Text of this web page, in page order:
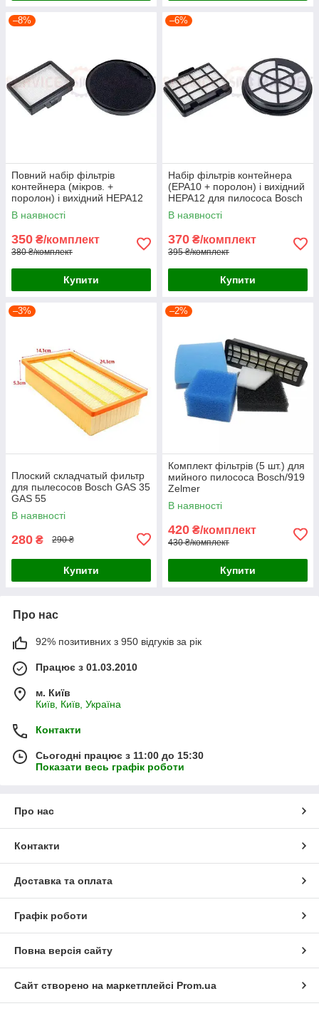
–8%
Повний набір фільтрів
контейнера (мікров. +
поролон) і вихідний HEPA12
для пилососа Bosch
BGS05/BGC05 BBZ152EF
В наявності
350 ₴/комплект
380 ₴/комплект
Купити
–6%
Набір фільтрів контейнера
(EPA10 + поролон) і вихідний
HEPA12 для пилососа Bosch
BGS05/BGC05 BBZ152EF
В наявності
370 ₴/комплект
395 ₴/комплект
Купити
–3%
Плоский складчатый фильтр
для пылесосов Bosch GAS 35
GAS 55
В наявності
280 ₴ 290 ₴
Купити
–2%
Комплект фільтрів (5 шт.) для
мийного пилососа Bosch/919
Zelmer
В наявності
420 ₴/комплект
430 ₴/комплект
Купити
Про нас
92% позитивних з 950 відгуків за рік
Працює з 01.03.2010
м. Київ
Київ, Київ, Україна
Контакти
Сьогодні працює з 11:00 до 15:30
Показати весь графік роботи
Про нас
Контакти
Доставка та оплата
Графік роботи
Повна версія сайту
Сайт створено на маркетплейсі Prom.ua